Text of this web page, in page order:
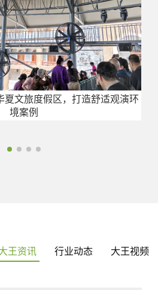
夏文旅度假区，打造舒适观演环
境案例
王资讯 行业动态 大王视频